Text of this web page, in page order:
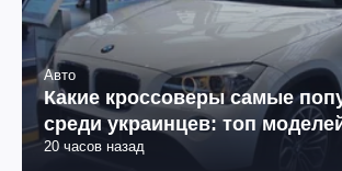
Авто
Какие кроссоверы самые
среди украинцев: топ
20 часов назад